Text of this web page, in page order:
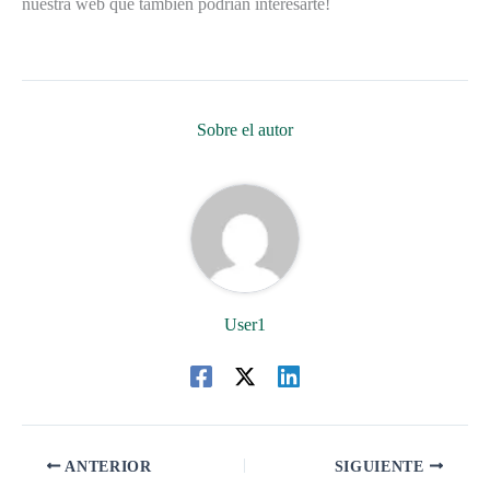
Sobre el autor
User1
ANTERIOR SIGUIENTE